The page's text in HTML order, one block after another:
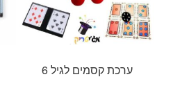
ערכת קסמים לגיל 6